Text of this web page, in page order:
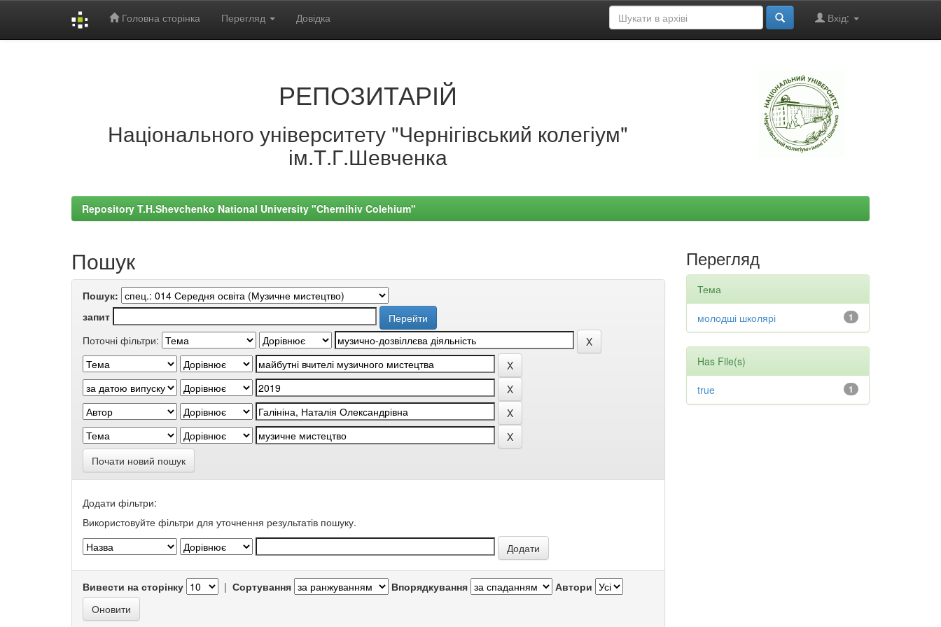
Головна сторінка Перегляд Довідка Вхід:
РЕПОЗИТАРІЙ
Національного університету "Чернігівський колегіум"
ім.Т.Г.Шевченка
Repository T.H.Shevchenko National University "Chernihiv Colehium"
Пошук
Пошук:
запит
Поточні фільтри:
Почати новий пошук
Додати фільтри:
Використовуйте фільтри для уточнення результатів пошуку.
Вивести на сторінку | Сортування Впорядкування Автори
Перегляд
Тема
1
молодші школярі
Has File(s)
1
true